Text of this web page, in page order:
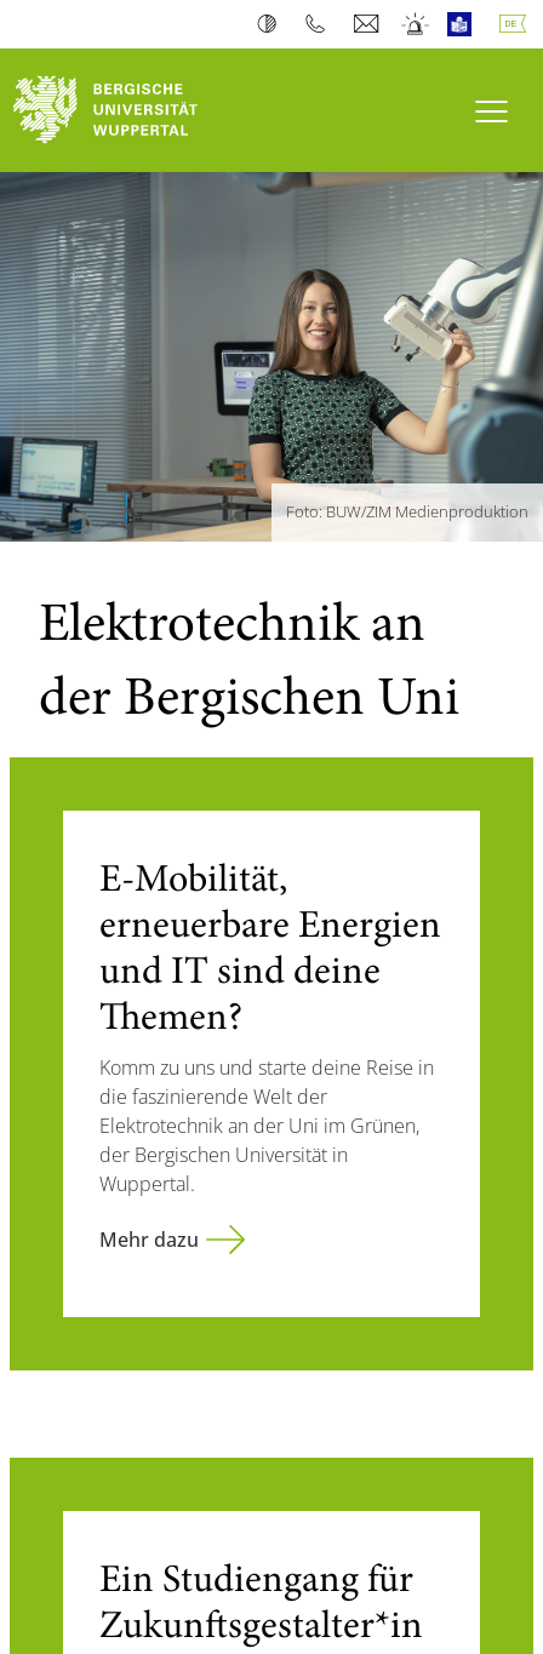
Bergische Universität Wuppertal
Foto: BUW/ZIM Medienproduktion
Elektrotechnik an
der Bergischen Uni
E-Mobilität,
erneuerbare Energien
und IT sind deine
Themen?
Komm zu uns und starte deine Reise in
die faszinierende Welt der
Elektrotechnik an der Uni im Grünen,
der Bergischen Universität in
Wuppertal.
Mehr dazu
Ein Studiengang für
Zukunftsgestalter*in